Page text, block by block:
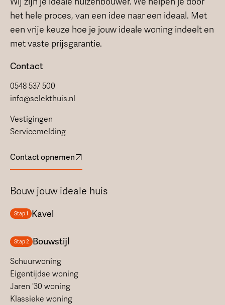
het hele proces, van een idee naar een ideaal. Met
een vrije keuze hoe je jouw ideale woning indeelt en
met vaste prijsgarantie.
Contact
0548 537 500
info@selekthuis.nl
Vestigingen
Servicemelding
Contact opnemen
Bouw jouw ideale huis
Stap 1 Kavel
Stap 2 Bouwstijl
Schuurwoning
Eigentijdse woning
Jaren '30 woning
Klassieke woning